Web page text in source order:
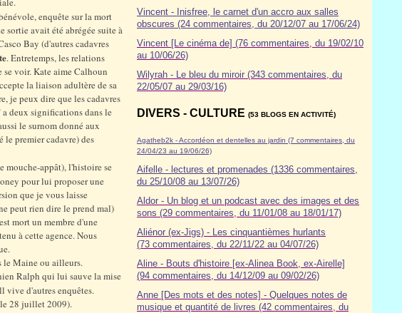
enquête sur la mort
sortie avait été abrégée suite à
Bay (d'autres cadavres
. Entretemps, les relations
voir. Kate aime Calhoun
la liaison adultère de sa
je peux dire que les cadavres
a deux significations dans le
le surnom donné aux
le premier cadavre) des
mouche-appât), l'histoire se
pour lui proposer une
que je vous laisse
peut rien dire le prend mal)
mort un membre d'une
à cette agence. Nous
le Maine ou ailleurs.
Ralph qui lui sauve la mise
vive d'autres enquêtes.
le 28 juillet 2009).
Vincent - Inisfree, le carnet d'un accro aux salles
obscures (24 commentaires, du 20/12/07 au 17/06/24)
Vincent [Le cinéma de] (76 commentaires, du 19/02/10
au 10/06/26)
Wilyrah - Le bleu du miroir (343 commentaires, du
22/05/07 au 29/03/16)
DIVERS - CULTURE (53 BLOGS EN ACTIVITÉ)
Agatheb2k - Accordéon et dentelles au jardin (7 commentaires, du
24/04/23 au 19/06/26)
Aifelle - lectures et promenades (1336 commentaires,
du 25/10/08 au 13/07/26)
Aldor - Un blog et un podcast avec des images et des
sons (29 commentaires, du 11/01/08 au 18/01/17)
Aliénor (ex-Jigs) - Les cinquantièmes hurlants
(73 commentaires, du 22/11/22 au 04/07/26)
Aline - Bouts d'histoire [ex-Alinea Book, ex-Airelle]
(94 commentaires, du 14/12/09 au 09/02/26)
Anne [Des mots et des notes] - Quelques notes de
musique et quantité de livres (42 commentaires, du